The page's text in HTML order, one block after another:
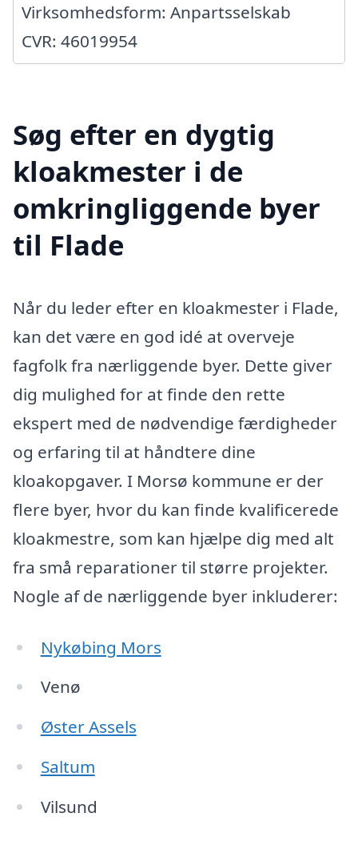
Virksomhedsform: Anpartsselskab
CVR: 46019954
Søg efter en dygtig
kloakmester i de
omkringliggende byer
til Flade
Når du leder efter en kloakmester i Flade,
kan det være en god idé at overveje
fagfolk fra nærliggende byer. Dette giver
dig mulighed for at finde den rette
ekspert med de nødvendige færdigheder
og erfaring til at håndtere dine
kloakopgaver. I Morsø kommune er der
flere byer, hvor du kan finde kvalificerede
kloakmestre, som kan hjælpe dig med alt
fra små reparationer til større projekter.
Nogle af de nærliggende byer inkluderer:
Nykøbing Mors
Venø
Øster Assels
Saltum
Vilsund